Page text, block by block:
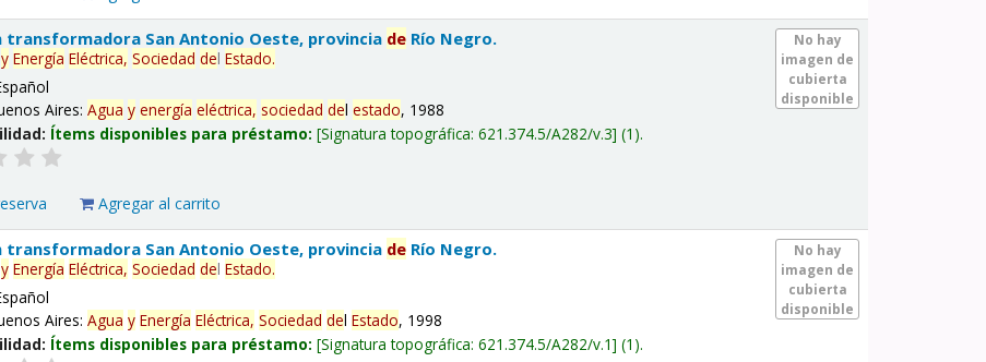
No hay
imagen de
cubierta
disponible
transformadora San Antonio Oeste, provincia de Río Negro.
y Energía Eléctrica, Sociedad delEstado.
Aires:Agua y energía eléctrica, sociedad delestado, 1988
Ítems disponibles para préstamo: Signatura topográfica:621.374.5/A282/v.3 (1).
Agregar al carrito
No hay
imagen de
cubierta
disponible
transformadora San Antonio Oeste, provincia de Río Negro.
y Energía Eléctrica, Sociedad delEstado.
Aires:Agua y Energía Eléctrica, Sociedad delEstado, 1998
Ítems disponibles para préstamo: Signatura topográfica:621.374.5/A282/v.1 (1).